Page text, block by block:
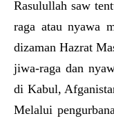
Rasulullah saw
raga atau nyawa
dizaman Hazrat
jiwa-raga dan
di Kabul,
Melalui